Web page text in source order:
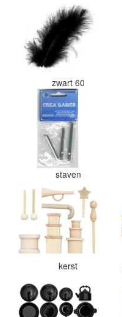
zwart 60
staven
kerst